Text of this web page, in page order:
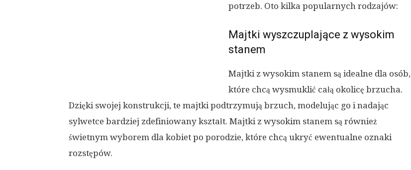
potrzeb. Oto kilka popularnych rodzajów:
Majtki wyszczuplające z wysokim
stanem
Majtki z wysokim stanem są idealne dla osób,
które chcą wysmuklić całą okolicę brzucha.
Dzięki swojej konstrukcji, te majtki podtrzymują brzuch, modelując go i nadając
sylwetce bardziej zdefiniowany kształt. Majtki z wysokim stanem są również
świetnym wyborem dla kobiet po porodzie, które chcą ukryć ewentualne oznaki
rozstępów.